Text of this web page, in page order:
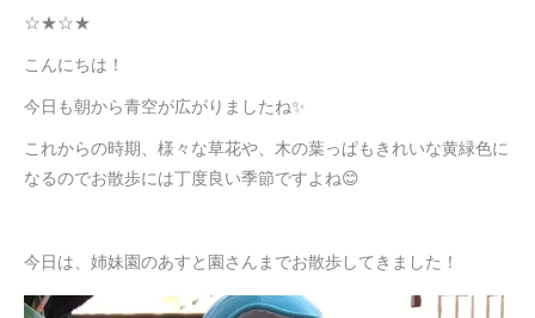
☆★☆★
こんにちは！
今日も朝から青空が広がりましたね✨
これからの時期、様々な草花や、木の葉っぱもきれいな黄緑色に
なるのでお散歩には丁度良い季節ですよね😊
今日は、姉妹園のあすと園さんまでお散歩してきました！